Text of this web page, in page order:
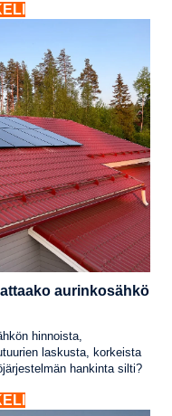
aurinkosähkö
hinnoista,
laskusta, korkeista
hankinta silti?